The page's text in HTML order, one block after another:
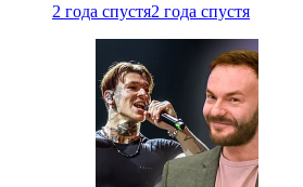
2 года спустя2 года спустя